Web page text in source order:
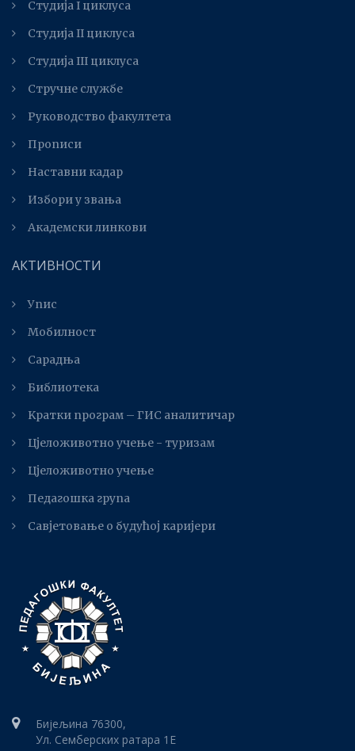
Студија I циклуса
Студија II циклуса
Студијa III циклуса
Стручне службе
Руководство факултета
Прописи
Наставни кадар
Избори у звања
Академски линкови
АКТИВНОСТИ
Упис
Мобилност
Сарадња
Библиотека
Kратки програм – ГИС аналитичар
Цјеложивотно учење - туризам
Цјеложивотно учење
Педагошка група
Савјетовање о будућој каријери
Бијељина 76300,
Ул. Семберских ратара 1E